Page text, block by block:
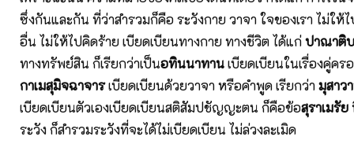
ซึ่งกันและกัน ที่ว่าสำรวมก็คือ ระวังกาย วาจา ใจของเรา ไม่ให้
อื่น ไม่ให้ไปคิดร้าย เบียดเบียนทางกาย ทางชีวิต ได้แก่ปาณาติ
ทางทรัพย์สิน ก็เรียกว่าเป็นอทินนาทานเบียดเบียนในเรื่องคู่คร
กาเมสุมิจฉาจารเบียดเบียนด้วยวาจา หรือคำพูด เรียกว่ามุสาว
เบียดเบียนตัวเองเบียดเบียนสติสัมปชัญญะตน ก็คือข้อสุราเมรัย
ระวัง ก็สำรวมระวังที่จะได้ไม่เบียดเบียน ไม่ล่วงละเมิด